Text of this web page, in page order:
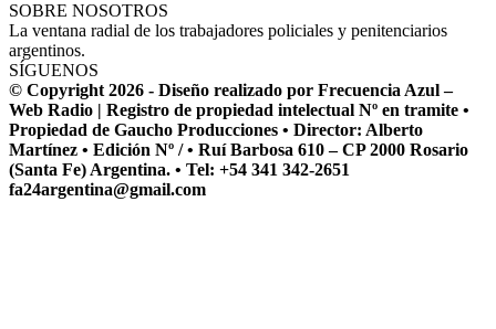
SOBRE NOSOTROS
La ventana radial de los trabajadores policiales y penitenciarios
argentinos.
SÍGUENOS
© Copyright 2026 - Diseño realizado por Frecuencia Azul –
Web Radio | Registro de propiedad intelectual Nº en tramite •
Propiedad de Gaucho Producciones • Director: Alberto
Martínez • Edición Nº / • Ruí Barbosa 610 – CP 2000 Rosario
(Santa Fe) Argentina. • Tel: +54 341 342-2651
fa24argentina@gmail.com